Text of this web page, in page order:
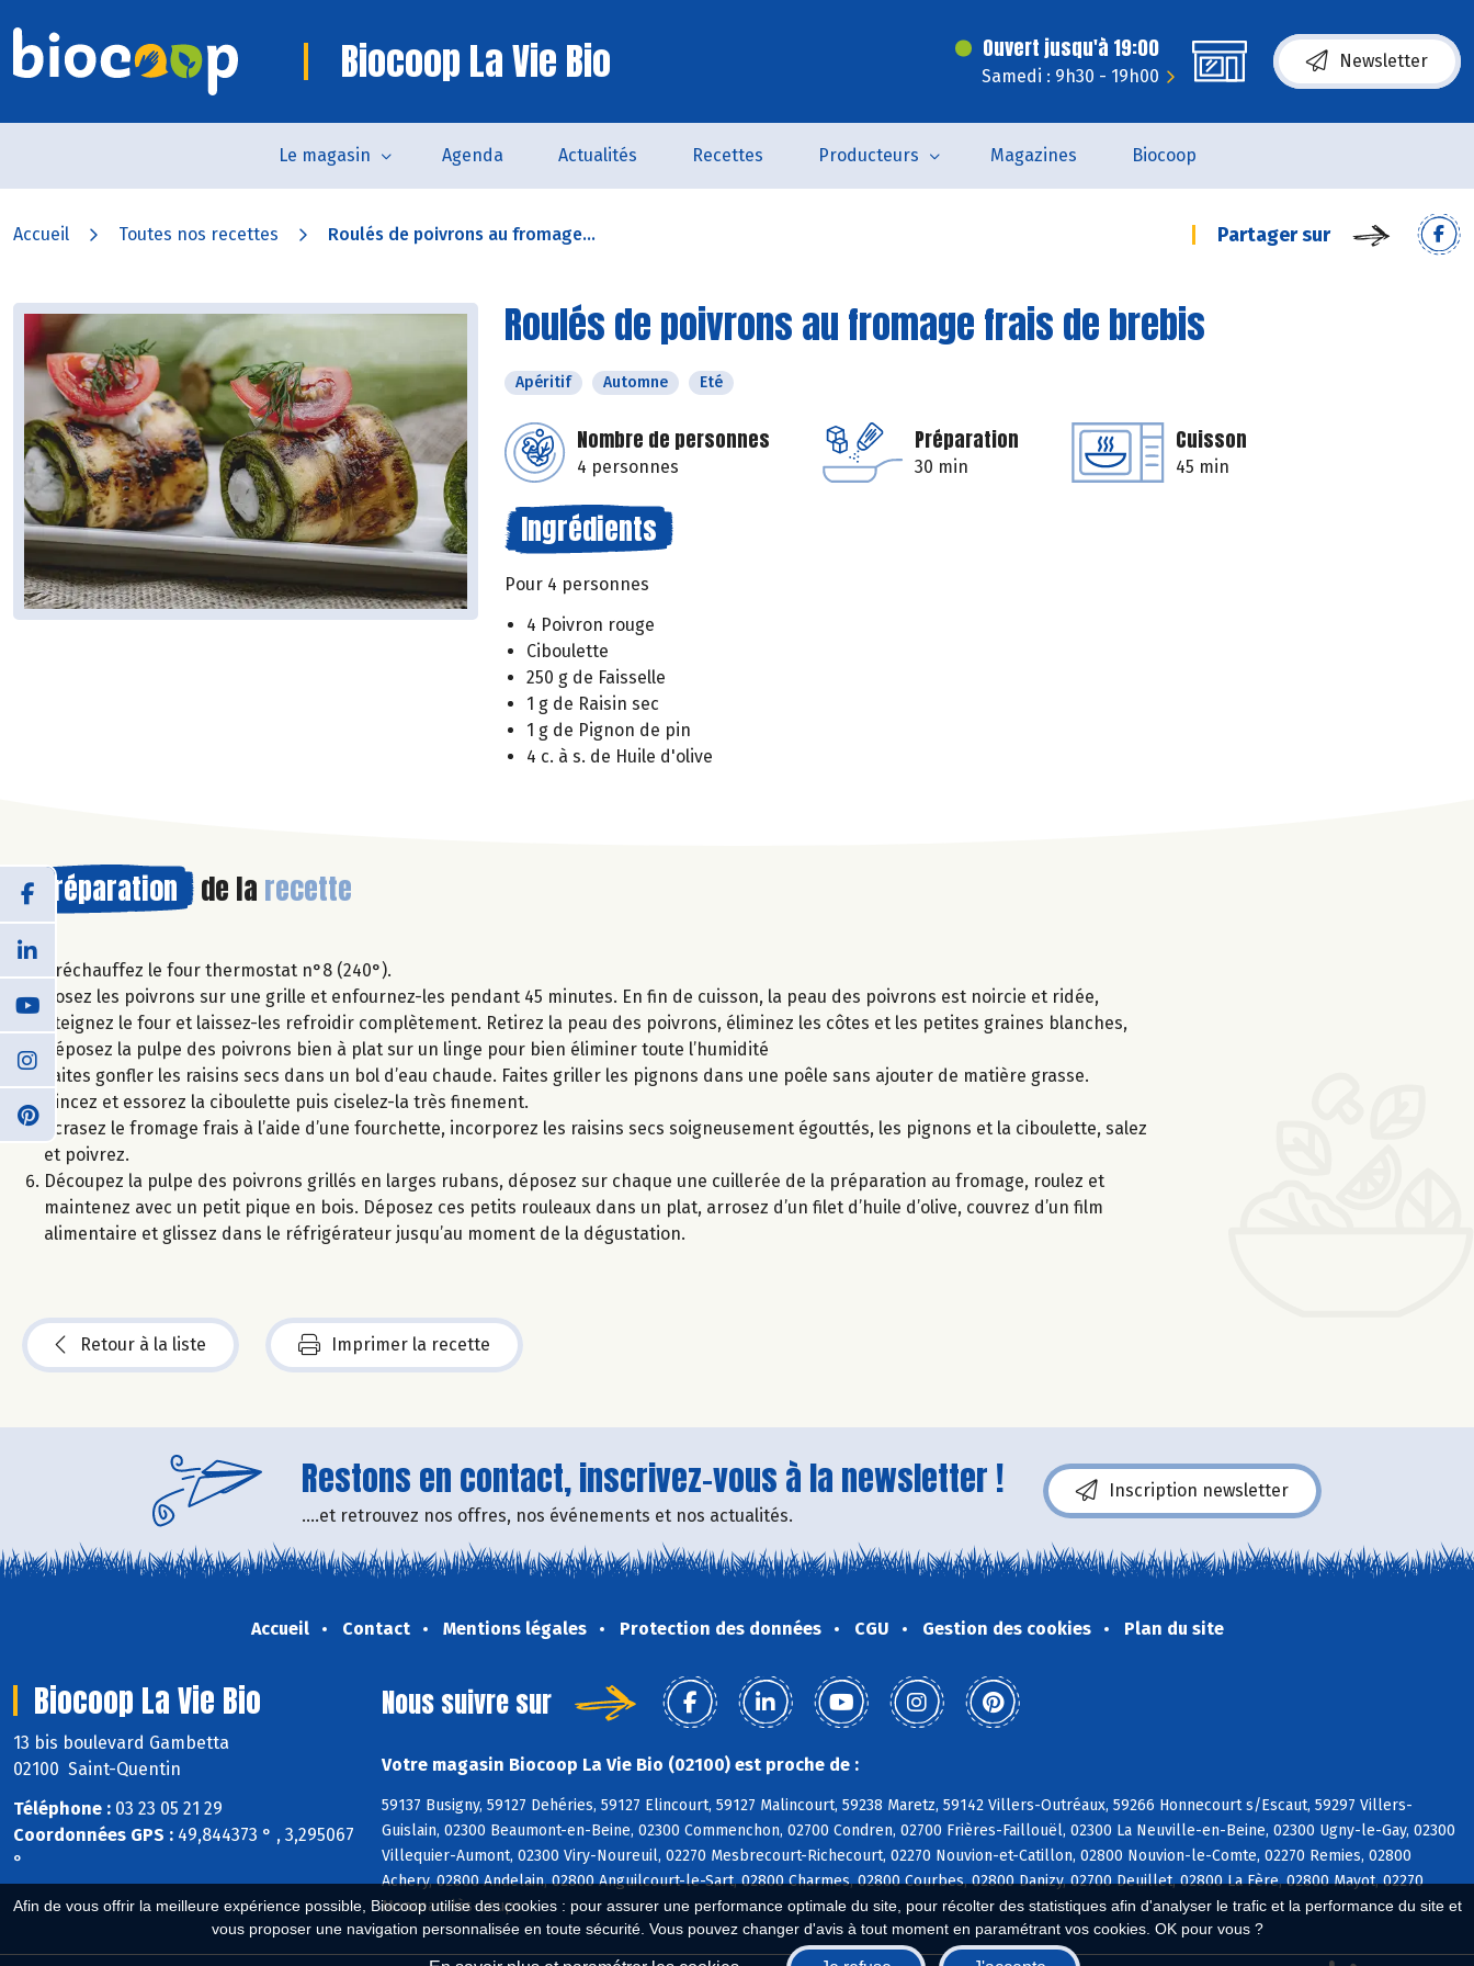
Afin de vous offrir la meilleure expérience possible, Biocoop utilise des cookies : pour assurer une performance optimale du site, pour récolter des statistiques afin d'analyser le trafic et la performance du site et
vous proposer une navigation personnalisée en toute sécurité. Vous pouvez changer d'avis à tout moment en paramétrant vos cookies. OK pour vous ?
Biocoop La Vie Bio Ouvert jusqu'à 19:00
Samedi : 9h30 - 19h00
Newsletter
Le magasin Agenda Actualités Recettes Producteurs Magazines Biocoop
Accueil Toutes nos recettes Roulés de poivrons au fromage... Partager sur
Roulés de poivrons au fromage frais de brebis
Apéritif Automne Eté
Nombre de personnes
4 personnes
Préparation
30 min
Cuisson
45 min
Ingrédients
Pour 4 personnes
4 Poivron rouge
Ciboulette
250 g de Faisselle
1 g de Raisin sec
1 g de Pignon de pin
4 c. à s. de Huile d'olive
Préparation de la recette
Préchauffez le four thermostat n°8 (240°).
Posez les poivrons sur une grille et enfournez-les pendant 45 minutes. En fin de cuisson, la peau des poivrons est noircie et ridée,
éteignez le four et laissez-les refroidir complètement. Retirez la peau des poivrons, éliminez les côtes et les petites graines blanches,
déposez la pulpe des poivrons bien à plat sur un linge pour bien éliminer toute l’humidité
Faites gonfler les raisins secs dans un bol d’eau chaude. Faites griller les pignons dans une poêle sans ajouter de matière grasse.
Rincez et essorez la ciboulette puis ciselez-la très finement.
Ecrasez le fromage frais à l’aide d’une fourchette, incorporez les raisins secs soigneusement égouttés, les pignons et la ciboulette, salez
et poivrez.
Découpez la pulpe des poivrons grillés en larges rubans, déposez sur chaque une cuillerée de la préparation au fromage, roulez et
maintenez avec un petit pique en bois. Déposez ces petits rouleaux dans un plat, arrosez d’un filet d’huile d’olive, couvrez d’un film
alimentaire et glissez dans le réfrigérateur jusqu’au moment de la dégustation.
Retour à la liste Imprimer la recette
Restons en contact, inscrivez-vous à la newsletter !
....et retrouvez nos offres, nos événements et nos actualités.
Inscription newsletter
Accueil Contact Mentions légales Protection des données CGU Gestion des cookies Plan du site
Biocoop La Vie Bio
13 bis boulevard Gambetta
02100 Saint-Quentin
Téléphone : 03 23 05 21 29
Coordonnées GPS : 49,844373 ° , 3,295067
°
Nous suivre sur
Votre magasin Biocoop La Vie Bio (02100) est proche de :
59137 Busigny, 59127 Dehéries, 59127 Elincourt, 59127 Malincourt, 59238 Maretz, 59142 Villers-Outréaux, 59266 Honnecourt s/Escaut, 59297 Villers-
Guislain, 02300 Beaumont-en-Beine, 02300 Commenchon, 02700 Condren, 02700 Frières-Faillouël, 02300 La Neuville-en-Beine, 02300 Ugny-le-Gay, 02300
Villequier-Aumont, 02300 Viry-Noureuil, 02270 Mesbrecourt-Richecourt, 02270 Nouvion-et-Catillon, 02800 Nouvion-le-Comte, 02270 Remies, 02800
Achery, 02800 Andelain, 02800 Anguilcourt-le-Sart, 02800 Charmes, 02800 Courbes, 02800 Danizy, 02700 Deuillet, 02800 La Fère, 02800 Mayot, 02270
Monceau-lès-Leups